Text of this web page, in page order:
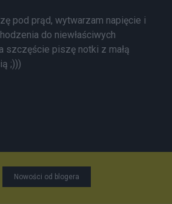
pod prąd, wytwarzam napięcie i
do niewłaściwych
szczęście piszę notki z małą
;)))
Nowości od blogera